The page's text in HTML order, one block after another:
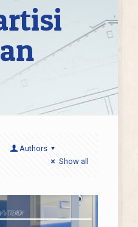
Authors
Show all